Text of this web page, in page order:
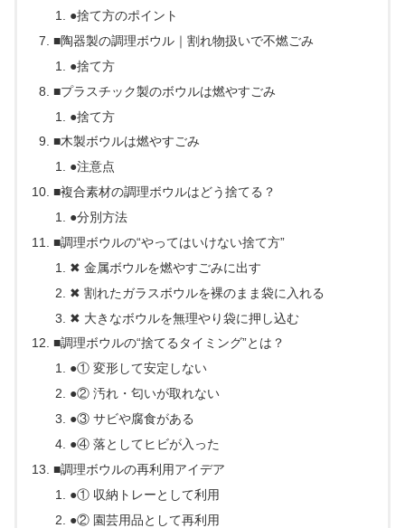
●捨て方のポイント
■陶器製の調理ボウル｜割れ物扱いで不燃ごみ
●捨て方
■プラスチック製のボウルは燃やすごみ
●捨て方
■木製ボウルは燃やすごみ
●注意点
■複合素材の調理ボウルはどう捨てる？
●分別方法
■調理ボウルの“やってはいけない捨て方”
✖ 金属ボウルを燃やすごみに出す
✖ 割れたガラスボウルを裸のまま袋に入れる
✖ 大きなボウルを無理やり袋に押し込む
■調理ボウルの“捨てるタイミング”とは？
●① 変形して安定しない
●② 汚れ・匂いが取れない
●③ サビや腐食がある
●④ 落としてヒビが入った
■調理ボウルの再利用アイデア
●① 収納トレーとして利用
●② 園芸用品として再利用